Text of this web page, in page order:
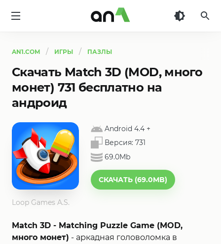
AN1.COM ИГРЫ ПАЗЛЫ
Скачать Match 3D (MOD, много
монет) 731 бесплатно на
андроид
Android 4.4 +
Версия: 731
69.0Mb
СКАЧАТЬ (69.0MB)
Loop Games A.S.
Match 3D - Matching Puzzle Game (MOD,
много монет) - аркадная головоломка в